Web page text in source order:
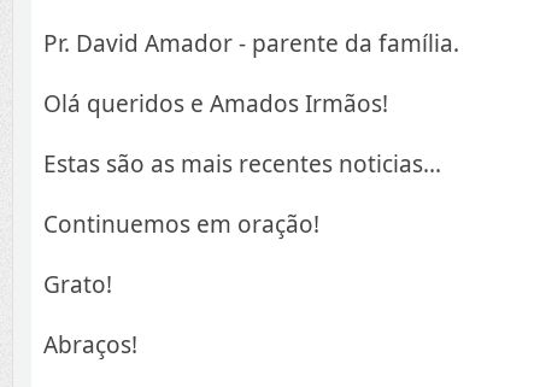
Pr. David Amador - parente da família.
Olá queridos e Amados Irmãos!
Estas são as mais recentes noticias...
Continuemos em oração!
Grato!
Abraços!